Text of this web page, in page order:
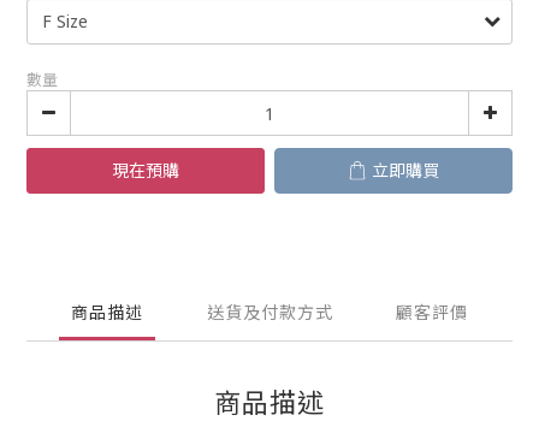
數量
現在預購 立即購買
商品描述 送貨及付款方式 顧客評價
商品描述